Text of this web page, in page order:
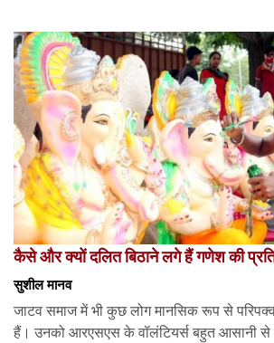
कैसे और क्यों दलित बिठाने लगे हैं गणेश की
सुशील मानव
जाटव समाज में भी कुछ लोग मानसिक रूप से
हैं। उनको आरएसएस के वॉलंटियर्स बहुत आसानी से